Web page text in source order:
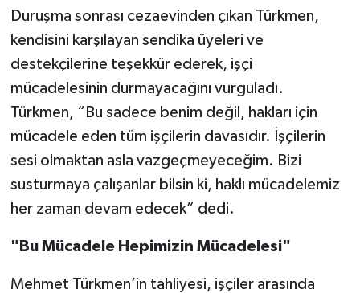
Duruşma sonrası cezaevinden çıkan Türkmen,
kendisini karşılayan sendika üyeleri ve
destekçilerine teşekkür ederek, işçi
mücadelesinin durmayacağını vurguladı.
Türkmen, “Bu sadece benim değil, hakları için
mücadele eden tüm işçilerin davasıdır. İşçilerin
sesi olmaktan asla vazgeçmeyeceğim. Bizi
susturmaya çalışanlar bilsin ki, haklı mücadelemiz
her zaman devam edecek” dedi.
"Bu Mücadele Hepimizin Mücadelesi"
Mehmet Türkmen’in tahliyesi, işçiler arasında